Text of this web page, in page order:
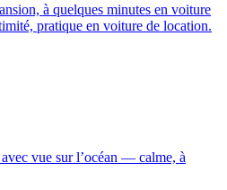
à quelques minutes en voiture
pratique en voiture de location.
vue sur l’océan — calme, à